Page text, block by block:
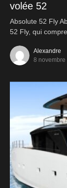
volée 52
Absolute 52 Fly
52 Fly, qui
Alexandre
8 novembre